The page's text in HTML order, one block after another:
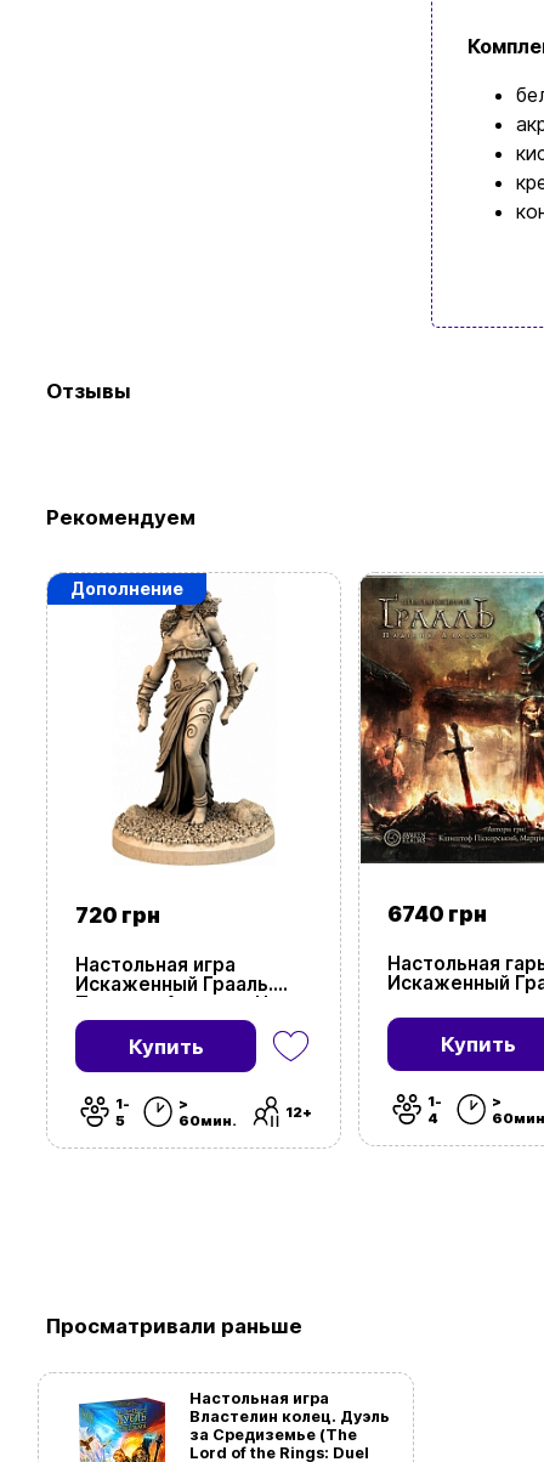
Отзывы
Рекомендуем
Дополнение
720 грн
Настольная игра
Искаженный Грааль.
Падение Авалона. Ниив
(Tainted Grail: FOA.
Niamh)Купить
1-
5
>
60мин.
12+
6740 грн
Настольная
Искаженный
(Tainted Grail:
Avalon)Купить
1-
4
>
Просматривали раньше
Настольная игра
Властелин колец. Дуэль
за Средиземье (The
Lord of the Rings: Duel